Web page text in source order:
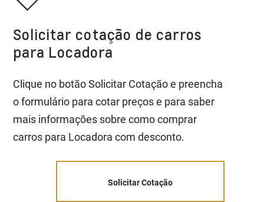
Solicitar cotação de carros
para Locadora
Clique no botão Solicitar Cotação e preencha
o formulário para cotar preços e para saber
mais informações sobre como comprar
carros para Locadora com desconto.
Solicitar Cotação